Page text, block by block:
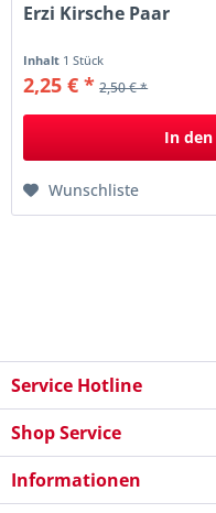
Erzi Kirsche Paar
Inhalt 1 Stück
2,25 € * 2,50 € *
In den
Wunschliste
Service Hotline
Shop Service
Informationen